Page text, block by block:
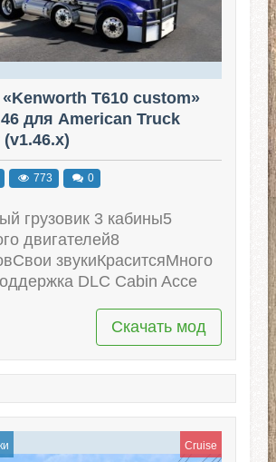
«Kenworth T610 custom»
для American Truck
773 0
грузовик 3 кабины5
двигателей8
звукиКраситсяМного
DLC Cabin Acce
Скачать мод
Cruise